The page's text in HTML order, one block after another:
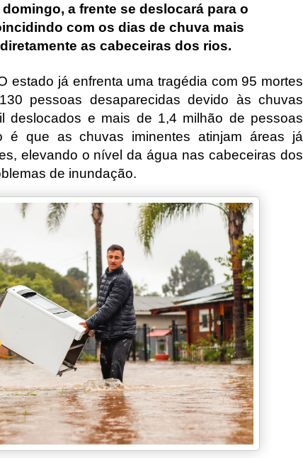
a frente se deslocará para o
com os dias de chuva mais
as cabeceiras dos rios.
estado já enfrenta uma tragédia com 95 mortes
pessoas desaparecidas devido às chuvas
deslocados e mais de 1,4 milhão de pessoas
é que as chuvas iminentes atinjam áreas já
elevando o nível da água nas cabeceiras dos
de inundação.